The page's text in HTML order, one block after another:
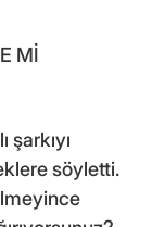
Mİ
söyletti.